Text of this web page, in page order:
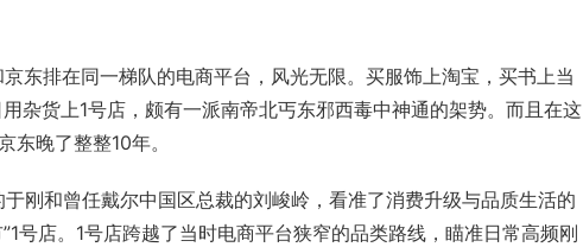
京东排在同一梯队的电商平台，风光无限。买服饰上淘宝，买书上当
杂货上1号店，颇有一派南帝北丐东邪西毒中神通的架势。而且在这
东晚了整整10年。
刚和曾任戴尔中国区总裁的刘峻岭，看准了消费升级与品质生活的
号店。1号店跨越了当时电商平台狭窄的品类路线，瞄准日常高频刚